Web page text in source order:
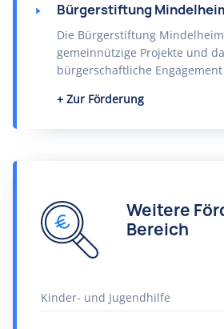
Bürgerstiftung
Die Bürgerstiftung
gemeinnützige Projekte und
bürgerschaftliche
Zur Förderung
Weitere
Bereich